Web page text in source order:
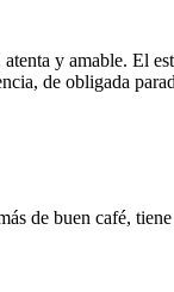
y amable. El
de obligada
de buen café,